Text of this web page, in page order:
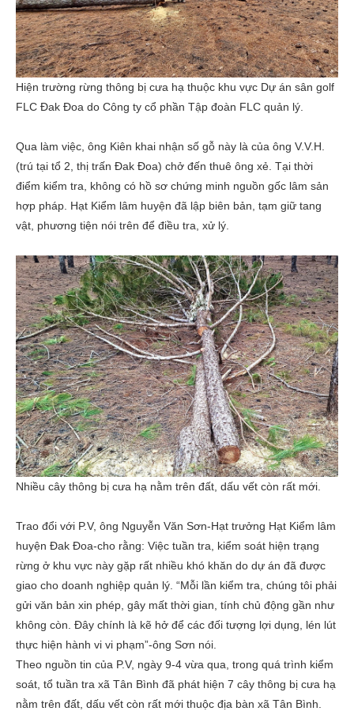
Hiện trường rừng thông bị cưa hạ thuộc khu vực Dự án sân golf
FLC Đak Đoa do Công ty cổ phần Tập đoàn FLC quản lý.
Qua làm việc, ông Kiên khai nhận số gỗ này là của ông V.V.H.
(trú tại tổ 2, thị trấn Đak Đoa) chở đến thuê ông xẻ. Tại thời
điểm kiểm tra, không có hồ sơ chứng minh nguồn gốc lâm sản
hợp pháp. Hạt Kiểm lâm huyện đã lập biên bản, tạm giữ tang
vật, phương tiện nói trên để điều tra, xử lý.
Nhiều cây thông bị cưa hạ nằm trên đất, dấu vết còn rất mới.
Trao đổi với P.V, ông Nguyễn Văn Sơn-Hạt trưởng Hạt Kiểm lâm
huyện Đak Đoa-cho rằng: Việc tuần tra, kiểm soát hiện trạng
rừng ở khu vực này gặp rất nhiều khó khăn do dự án đã được
giao cho doanh nghiệp quản lý. “Mỗi lần kiểm tra, chúng tôi phải
gửi văn bản xin phép, gây mất thời gian, tính chủ động gần như
không còn. Đây chính là kẽ hở để các đối tượng lợi dụng, lén lút
thực hiện hành vi vi phạm”-ông Sơn nói.
Theo nguồn tin của P.V, ngày 9-4 vừa qua, trong quá trình kiểm
soát, tổ tuần tra xã Tân Bình đã phát hiện 7 cây thông bị cưa hạ
nằm trên đất, dấu vết còn rất mới thuộc địa bàn xã Tân Bình.